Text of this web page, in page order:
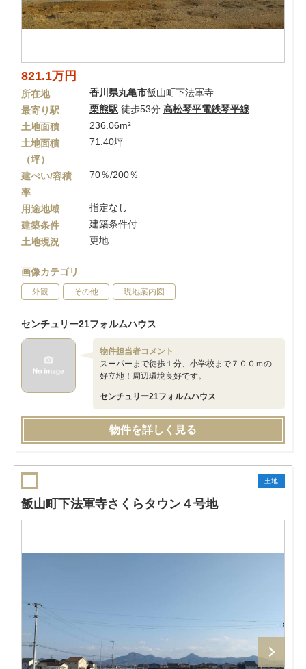
821.1万円
所在地 香川県丸亀市飯山町下法軍寺
最寄り駅
栗熊駅 徒歩53分 高松琴平電鉄琴平線
土地面積
236.06m²
土地面積
（坪）
71.40坪
建ぺい/容積
率
70％/200％
用途地域
指定なし
建築条件
建築条件付
土地現況
更地
画像カテゴリ
外観 その他 現地案内図
センチュリー21フォルムハウス
物件担当者コメント
スーパーまで徒歩１分、小学校まで７００ｍの
好立地！周辺環境良好です。
センチュリー21フォルムハウス
物件を詳しく見る
土地
飯山町下法軍寺さくらタウン４号地